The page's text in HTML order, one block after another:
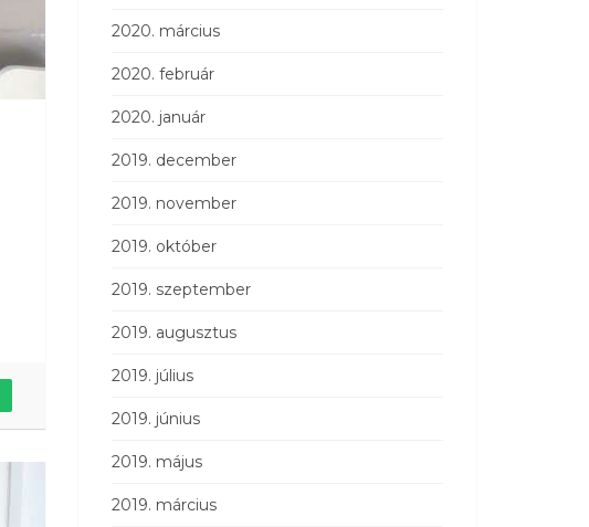
2020. március
2020. február
2020. január
2019. december
2019. november
2019. október
2019. szeptember
2019. augusztus
2019. július
2019. június
2019. május
2019. március